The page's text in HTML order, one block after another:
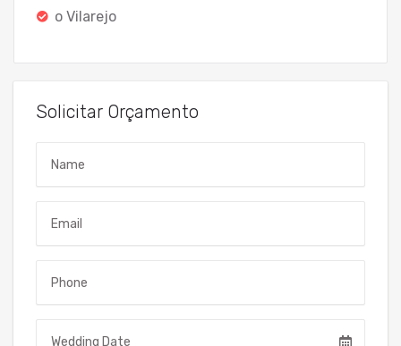
o Vilarejo
Solicitar Orçamento
Name
Email
Telefone
Data do Evento